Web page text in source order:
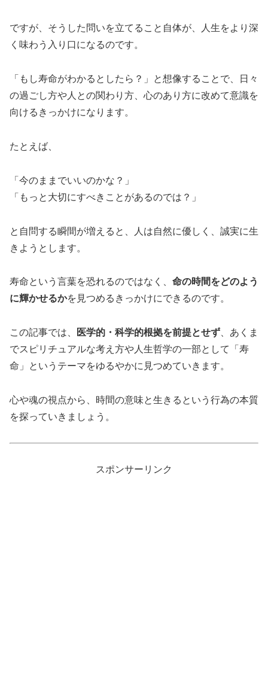
ですが、そうした問いを立てること自体が、人生をより深
く味わう入り口になるのです。
「もし寿命がわかるとしたら？」と想像することで、日々
の過ごし方や人との関わり方、心のあり方に改めて意識を
向けるきっかけになります。
たとえば、
「今のままでいいのかな？」
「もっと大切にすべきことがあるのでは？」
と自問する瞬間が増えると、人は自然に優しく、誠実に生
きようとします。
寿命という言葉を恐れるのではなく、 命の時間をどのよう
に輝かせるかを見つめるきっかけにできるのです。
この記事では、 医学的・科学的根拠を前提とせず 、あくま
でスピリチュアルな考え方や人生哲学の一部として「寿
命」というテーマをゆるやかに見つめていきます。
心や魂の視点から、時間の意味と生きるという行為の本質
を探っていきましょう。
スポンサーリンク